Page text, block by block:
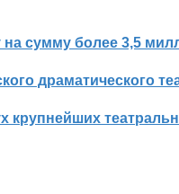
сумму более 3,5
драматического
крупнейших